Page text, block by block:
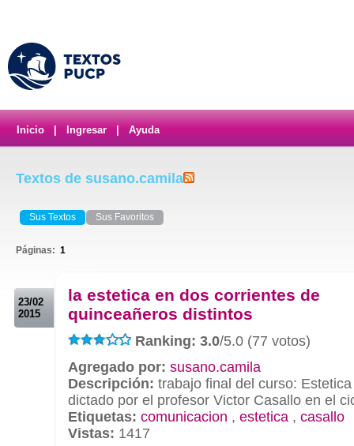
Inicio Ingresar Ayuda
Textos de susano.camila
Sus Textos Sus Favoritos
Páginas: 1
23/02
2015
la estetica en dos corrientes de
quinceañeros distintos
Ranking: 3.0/5.0 (77 votos)
Agregado por: susano.camila
Descripción: trabajo final del curso:
dictado por el profesor Victor Casallo en el
Etiquetas: comunicacion , estetica , casallo
Vistas: 1417